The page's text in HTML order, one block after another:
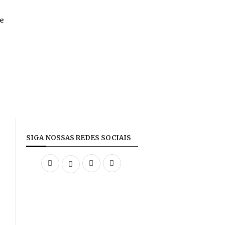
SIGA NOSSAS REDES SOCIAIS